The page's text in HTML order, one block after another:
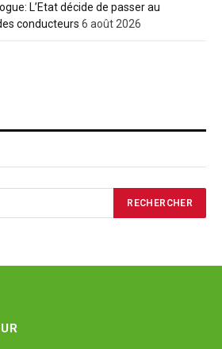
L’Etat décide de passer au
conducteurs 6 août 2026